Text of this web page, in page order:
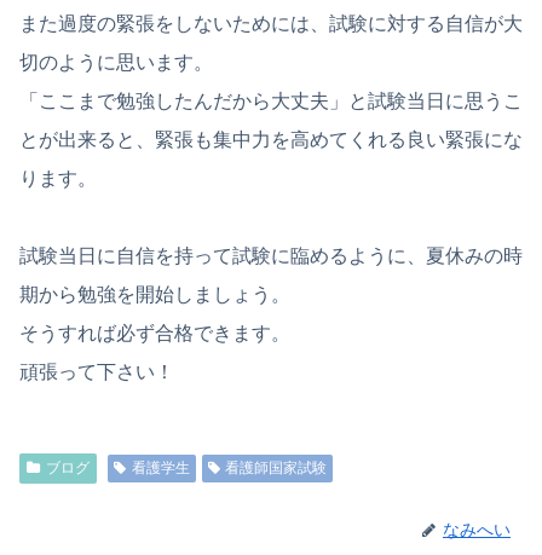
また過度の緊張をしないためには、試験に対する自信が大
切のように思います。
「ここまで勉強したんだから大丈夫」と試験当日に思うこ
とが出来ると、緊張も集中力を高めてくれる良い緊張にな
ります。
試験当日に自信を持って試験に臨めるように、夏休みの時
期から勉強を開始しましょう。
そうすれば必ず合格できます。
頑張って下さい！
ブログ 看護学生 看護師国家試験
なみへい